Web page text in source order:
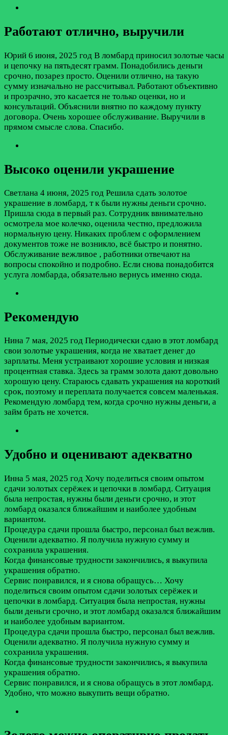
Работают отлично, выручили
Юрий 6 июня, 2025 год В ломбард приносил золотые часы
и цепочку на пятьдесят грамм. Понадобились деньги
срочно, позарез просто. Оценили отлично, на такую
сумму изначально не рассчитывал. Работают объективно
и прозрачно, это касается не только оценки, но и
консультаций. Объяснили внятно по каждому пункту
договора. Очень хорошее обслуживание. Выручили в
прямом смысле слова. Спасибо.
Высоко оценили украшение
Светлана 4 июня, 2025 год Решила сдать золотое
украшение в ломбард, т к были нужны деньги срочно.
Пришла сюда в первый раз. Сотрудник ввнимательно
осмотрела мое колечко, оценила честно, предложила
нормальную цену. Никаких проблем с оформлением
документов тоже не возникло, всё быстро и понятно.
Обслуживание вежливое , работники отвечают на
вопросы спокойно и подробно. Если снова понадобится
услуга ломбарда, обязательно вернусь именно сюда.
Рекомендую
Нина 7 мая, 2025 год Периодически сдаю в этот ломбард
свои золотые украшения, когда не хватает денег до
зарплаты. Меня устраивают хорошие условия и низкая
процентная ставка. Здесь за грамм золота дают довольно
хорошую цену. Стараюсь сдавать украшения на короткий
срок, поэтому и переплата получается совсем маленькая.
Рекомендую ломбард тем, когда срочно нужны деньги, а
займ брать не хочется.
Удобно и оценивают адекватно
Инна 5 мая, 2025 год Хочу поделиться своим опытом
сдачи золотых серёжек и цепочки в ломбард. Ситуация
была непростая, нужны были деньги срочно, и этот
ломбард оказался ближайшим и наиболее удобным
вариантом.
Процедура сдачи прошла быстро, персонал был вежлив.
Оценили адекватно. Я получила нужную сумму и
сохранила украшения.
Когда финансовые трудности закончились, я выкупила
украшения обратно.
Сервис понравился, и я снова обращусь… Хочу
поделиться своим опытом сдачи золотых серёжек и
цепочки в ломбард. Ситуация была непростая, нужны
были деньги срочно, и этот ломбард оказался ближайшим
и наиболее удобным вариантом.
Процедура сдачи прошла быстро, персонал был вежлив.
Оценили адекватно. Я получила нужную сумму и
сохранила украшения.
Когда финансовые трудности закончились, я выкупила
украшения обратно.
Сервис понравился, и я снова обращусь в этот ломбард.
Удобно, что можно выкупить вещи обратно.